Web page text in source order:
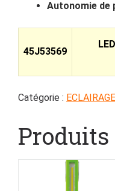
Autonomie de
45J53569
Catégorie : ECLAIRAGE